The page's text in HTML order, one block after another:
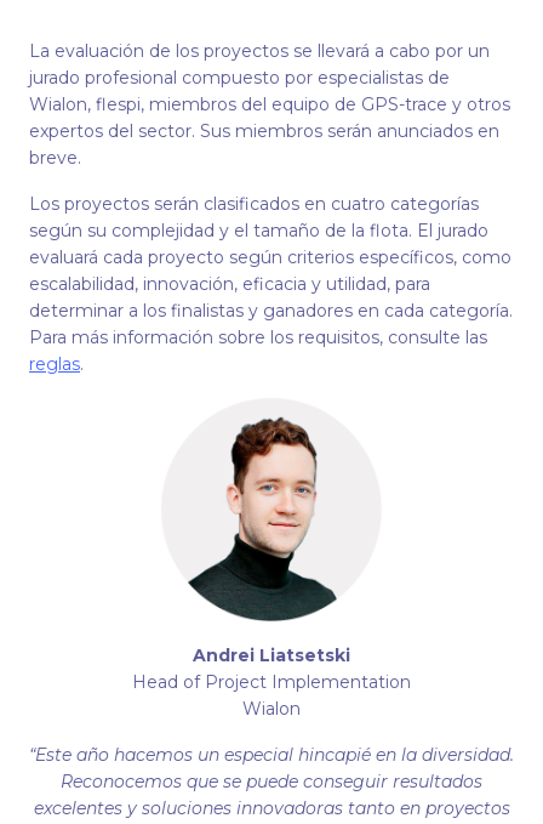
La evaluación de los proyectos se llevará a cabo por un
jurado profesional compuesto por especialistas de
Wialon, flespi, miembros del equipo de GPS-trace y otros
expertos del sector. Sus miembros serán anunciados en
breve.
Los proyectos serán clasificados en cuatro categorías
según su complejidad y el tamaño de la flota. El jurado
evaluará cada proyecto según criterios específicos, como
escalabilidad, innovación, eficacia y utilidad, para
determinar a los finalistas y ganadores en cada categoría.
Para más información sobre los requisitos, consulte las
reglas.
Andrei Liatsetski
Head of Project Implementation
Wialon
“Este año hacemos un especial hincapié en la diversidad.
Reconocemos que se puede conseguir resultados
excelentes y soluciones innovadoras tanto en proyectos